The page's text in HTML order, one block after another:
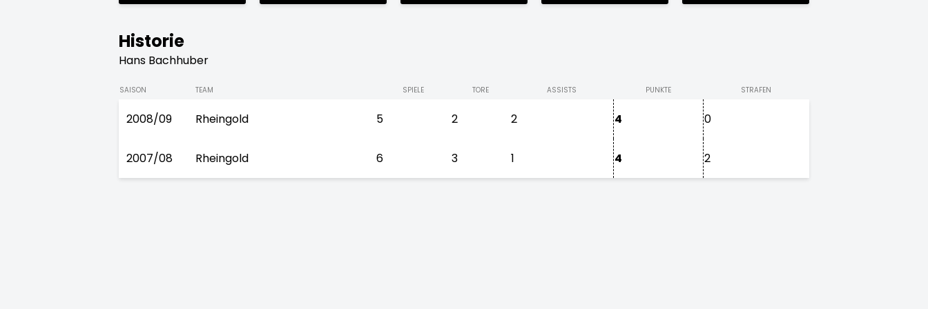
Historie
Hans Bachhuber
SAISON TEAM SPIELE TORE ASSISTS PUNKTE STRAFEN
2008/09 Rheingold 5 2 2 4 0
2007/08 Rheingold 6 3 1 4 2